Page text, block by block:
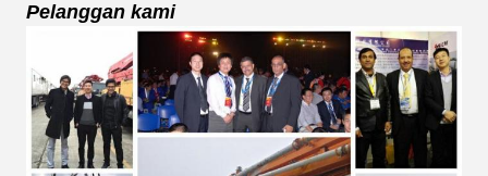
Pelanggan kami